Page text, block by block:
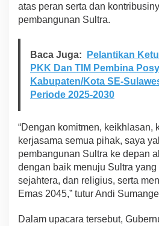
atas peran serta dan
pembangunan Sultra.
Baca Juga:
Pelantikan
PKK Dan TIM Pembina
Kabupaten/Kota SE-
Periode 2025-2030
“Dengan komitmen, keikhlasan,
kerjasama semua pihak, saya
pembangunan Sultra ke depan
dengan baik menuju Sultra yang
sejahtera, dan religius, serta
Emas 2045,” tutur Andi
Dalam upacara tersebut,